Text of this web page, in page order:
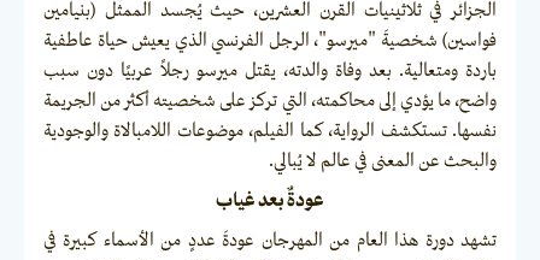
الجزائر في ثلاثينيات القرن العشرين، حيث يُجسد الممثل (بنيامين
فواسين) شخصيةَ "ميرسو"، الرجل الفرنسي الذي يعيش حياة عاطفية
باردة ومتعالية. بعد وفاة والدته، يقتل ميرسو رجلاً عربيًا دون سبب
واضح، ما يؤدي إلى محاكمته، التي تركز على شخصيته أكثر من الجريمة
نفسها. تستكشف الرواية، كما الفيلم، موضوعات اللامبالاة والوجودية
والبحث عن المعنى في عالم لا يُبالي.
عودةٌ بعد غياب
تشهد دورة هذا العام من المهرجان عودةَ عددٍ من الأسماء كبيرة في